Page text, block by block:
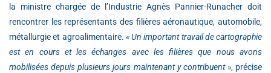
la ministre chargée de l’Industrie Agnès Pannier-Runacher doit
rencontrer les représentants des filières aéronautique, automobile,
métallurgie et agroalimentaire. « Un important travail de cartographie
est en cours et les échanges avec les filières que nous avons
mobilisées depuis plusieurs jours maintenant y contribuent », précise